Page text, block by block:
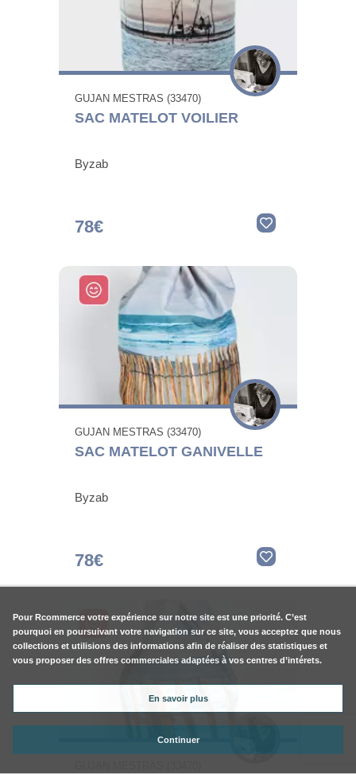
GUJAN MESTRAS (33470)
SAC MATELOT VOILIER
Byzab
78€
GUJAN MESTRAS (33470)
SAC MATELOT GANIVELLE
Byzab
78€
Pour Rcommerce votre expérience sur notre site est une priorité. C’est
pourquoi en poursuivant votre navigation sur ce site, vous acceptez que nous
collections et utilisions des informations afin de réaliser des statistiques et
vous proposer des offres commerciales adaptées à vos centres d’intérets.
En savoir plus
Continuer